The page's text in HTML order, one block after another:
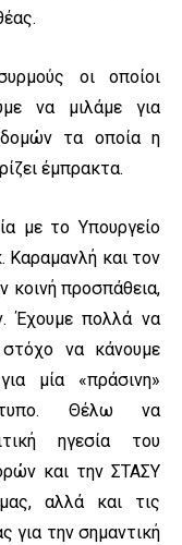
οι οποίοι
να μιλάμε για
τα οποία η
έμπρακτα.
με το Υπουργείο
Καραμανλή και τον
κοινή προσπάθεια,
Έχουμε πολλά να
να κάνουμε
μία «πράσινη»
Θέλω να
ηγεσία του
και την ΣΤΑΣΥ
αλλά και τις
για την σημαντική